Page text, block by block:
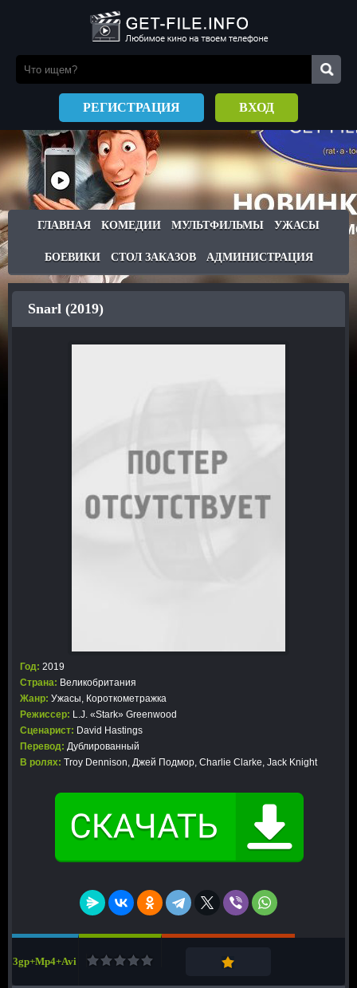
РЕГИСТРАЦИЯ ВХОД
ГЛАВНАЯ КОМЕДИИ МУЛЬТФИЛЬМЫ УЖАСЫ
БОЕВИКИ СТОЛ ЗАКАЗОВ АДМИНИСТРАЦИЯ
Snarl (2019)
Год: 2019
Страна: Великобритания
Жанр: Ужасы, Короткометражка
Режиссер: L.J. «Stark» Greenwood
Сценарист: David Hastings
Перевод: Дублированный
В ролях: Troy Dennison, Джей Подмор, Charlie Clarke, Jack Knight
3gp+Mp4+Avi